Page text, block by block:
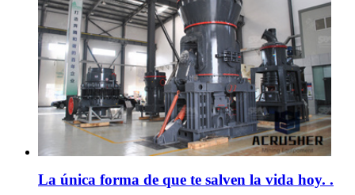
La única forma de que te salven la vida hoy. .